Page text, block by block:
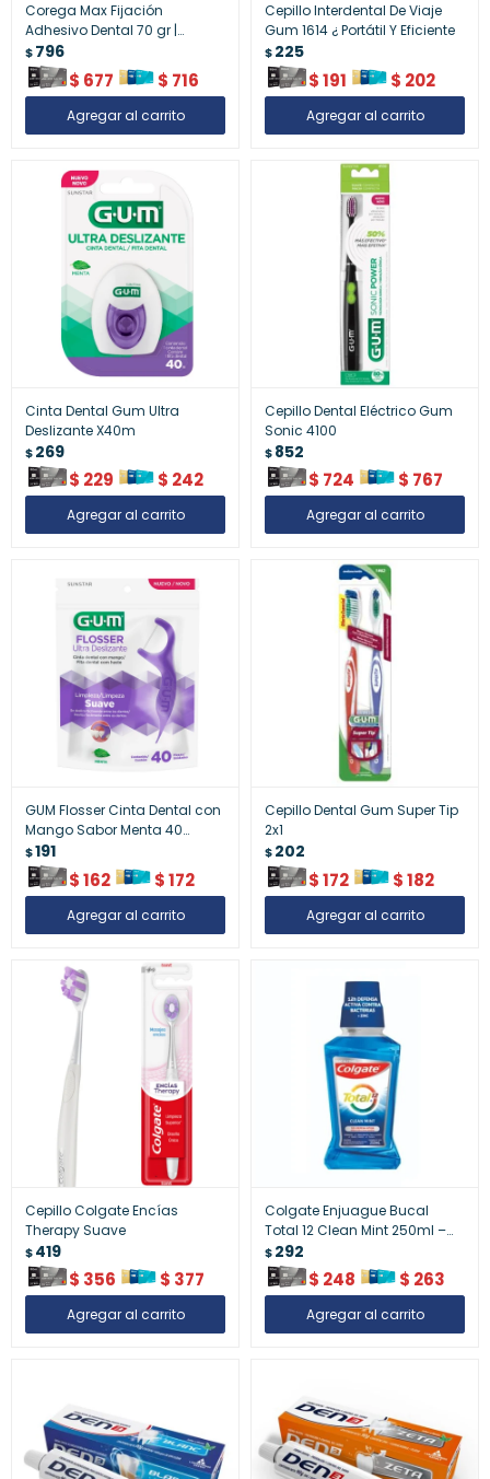
Corega Max Fijación
Adhesivo Dental 70 gr |
Seguridad para Prótesis
Dentales
$796
$ 677 $ 716
Cepillo Interdental De Viaje
Gum 1614 ¿ Portátil Y Eficiente
$225
$191 $ 202
Cinta Dental Gum Ultra
Deslizante X40m
$269
$ 229 $ 242
Cepillo Dental Eléctrico Gum
Sonic 4100
$852
$ 724 $ 767
GUM Flosser Cinta Dental con
Mango Sabor Menta 40
Unidades – Higiene
Interdental Fácil
$191
$162 $172
Cepillo Dental Gum Super Tip
2x1
$202
$172 $182
Cepillo Colgate Encías
Therapy Suave
$419
$ 356 $ 377
Colgate Enjuague Bucal
Total 12 Clean Mint 250ml –
Protección Completa y
Frescura
$292
$ 248 $ 263